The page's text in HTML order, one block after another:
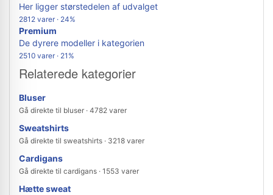
Her ligger størstedelen af udvalget
2812 varer · 24%
Premium
De dyrere modeller i kategorien
2510 varer · 21%
Relaterede kategorier
Bluser
Gå direkte til bluser · 4782 varer
Sweatshirts
Gå direkte til sweatshirts · 3218 varer
Cardigans
Gå direkte til cardigans · 1553 varer
Hætte sweat